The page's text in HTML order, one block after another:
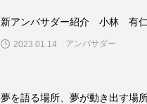
新アンバサダー紹介 小林 有
2023.01.14 アンバサダー
夢を語る場所、夢が動き出す場